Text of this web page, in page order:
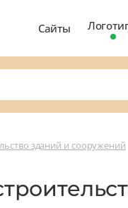
Сайты
зданий и сооружений